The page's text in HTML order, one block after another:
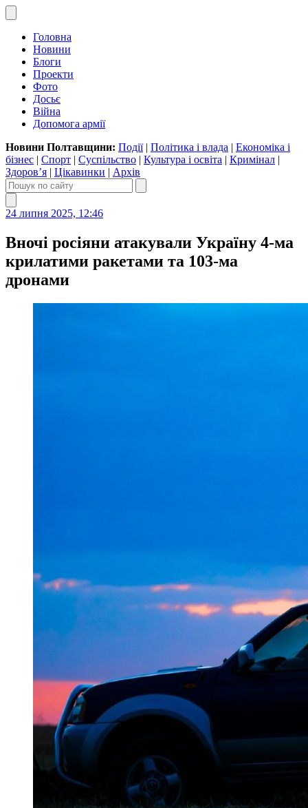
Головна
Новини
Блоги
Проекти
Фото
Досьє
Війна
Допомога армії
Новини Полтавщини: Події| Політика і влада | Економіка і
бізнес | Спорт | Суспільство | Культура і освіта | Кримінал |
Здоров’я | Цікавинки | Архів
24 липня 2025, 12:46
Вночі росіяни атакували Україну 4-ма
крилатими ракетами та 103-ма
дронами